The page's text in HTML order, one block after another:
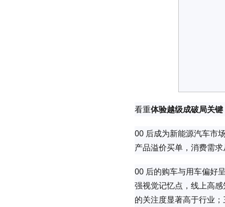
看重体验越级成破局关键
00 后成为新能源汽车市
产品溢价买单，消费需求
00 后的购车与用车偏好
强视觉记忆点，线上高
的关注度显著高于行业